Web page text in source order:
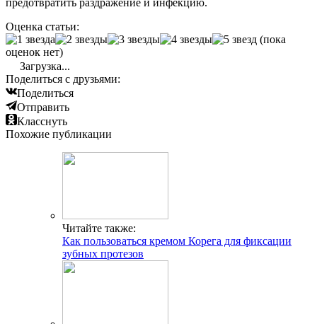
Оценка статьи:
(пока
оценок нет)
Загрузка...
Поделиться с друзьями:
Поделиться
Отправить
Класснуть
Похожие публикации
Читайте также:
Как пользоваться кремом Корега для фиксации
зубных протезов